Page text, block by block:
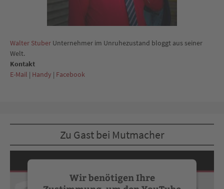
Walter Stuber Unternehmer im Unruhezustand bloggt aus seiner
Welt.
Kontakt
E-Mail | Handy | Facebook
Zu Gast bei Mutmacher
Wir benötigen Ihre